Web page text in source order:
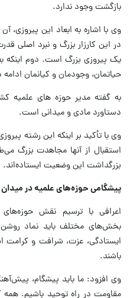
بازگشت وجود ندارد.
وی با اشاره به ابعاد این پیروزی،
در این کارزار بزرگ و نبرد اصلی
یک پیروزی بزرگ است. دوم اینکه
حیاتمان، وجودمان و کیانمان ادامه
به گفته مدیر حوزه های علمیه
دستاورد مادی و میدانی است.
وی با تأکید بر اینکه این رشته
استقبال از آنها مجاهدت بزرگ
بزرگداشت این وضعیت ایستاده‌اند.
پیشگامی حوزه‌های علمیه در میدان
اعرافی با ترسیم نقش
بخش‌های مختلف باید نماد
ایستادگی، عزت، شرافت و کرامت
باشند.
وی افزود: ما باید پیشگام،
مقاومت در راه توحید باشیم. همه